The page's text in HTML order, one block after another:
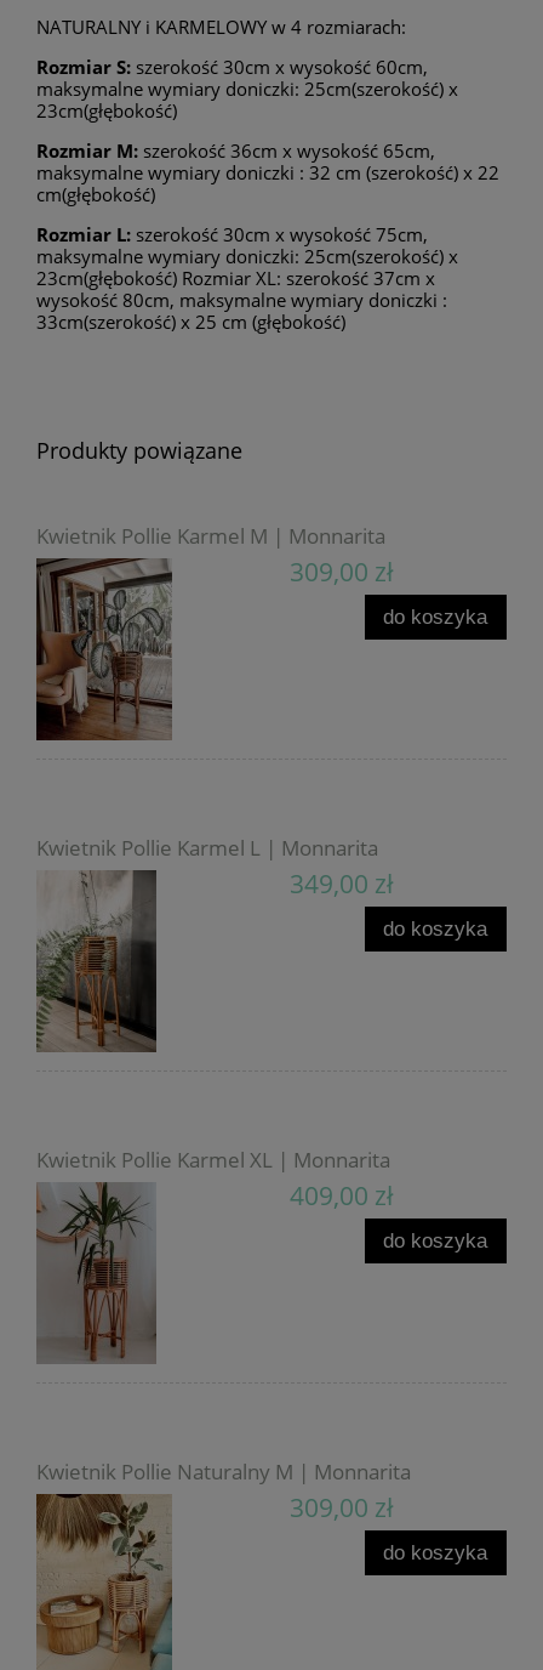
NATURALNY i KARMELOWY w 4 rozmiarach:
Rozmiar S: szerokość 30cm x wysokość 60cm,
maksymalne wymiary doniczki: 25cm(szerokość) x
23cm(głębokość)
Rozmiar M: szerokość 36cm x wysokość 65cm,
maksymalne wymiary doniczki : 32 cm (szerokość) x 22
cm(głębokość)
Rozmiar L: szerokość 30cm x wysokość 75cm,
maksymalne wymiary doniczki: 25cm(szerokość) x
23cm(głębokość) Rozmiar XL: szerokość 37cm x
wysokość 80cm, maksymalne wymiary doniczki :
33cm(szerokość) x 25 cm (głębokość)
Produkty powiązane
Kwietnik Pollie Karmel M | Monnarita
309,00 zł
do koszyka
Kwietnik Pollie Karmel L | Monnarita
349,00 zł
do koszyka
Kwietnik Pollie Karmel XL | Monnarita
409,00 zł
do koszyka
Kwietnik Pollie Naturalny M | Monnarita
309,00 zł
do koszyka